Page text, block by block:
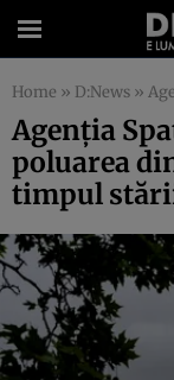
Home » D:News »
Agenția
poluarea
timpul